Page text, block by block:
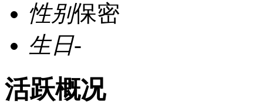
性别保密
生日-
活跃概况